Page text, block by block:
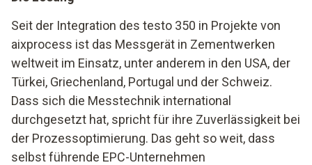
Seit der Integration des testo 350 in Projekte von
aixprocess ist das Messgerät in Zementwerken
weltweit im Einsatz, unter anderem in den USA, der
Türkei, Griechenland, Portugal und der Schweiz.
Dass sich die Messtechnik international
durchgesetzt hat, spricht für ihre Zuverlässigkeit bei
der Prozessoptimierung. Das geht so weit, dass
selbst führende EPC-Unternehmen